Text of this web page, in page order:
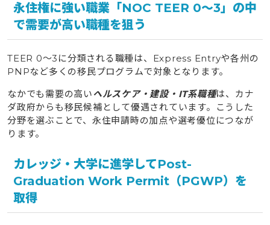
永住権に強い職業「NOC TEER 0〜3」の中
で需要が高い職種を狙う
TEER 0〜3に分類される職種は、Express Entryや各州の
PNPなど多くの移民プログラムで対象となります。
なかでも需要の高い ヘルスケア・建設・IT系職種は、カナ
ダ政府からも移民候補として優遇されています。こうした
分野を選ぶことで、永住申請時の加点や選考優位につなが
ります。
カレッジ・大学に進学してPost-
Graduation Work Permit（PGWP）を
取得